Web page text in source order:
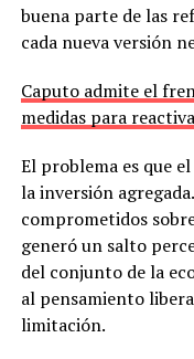
buena parte de las
cada nueva versión
Caputo admite el
medidas para
El problema es que
la inversión
comprometidos
generó un salto
del conjunto de la
al pensamiento
limitación.